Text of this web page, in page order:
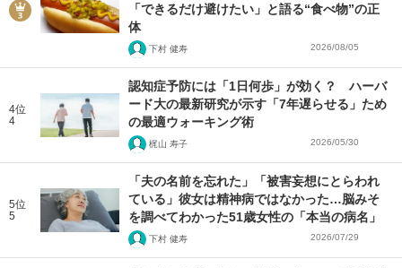
「できるだけ避けたい」と語る“食べ物”の正
体
下村 健寿 2026/08/05
4位
4
認知症予防には「1日何歩」が効く？ ハーバ
ード大の最新研究が示す「7年遅らせる」ため
の最適ウォーキング術
梶山 寿子 2026/05/30
5位
5
「夫の名前を忘れた」「被害妄想にとらわれ
ている」彼女は精神病ではなかった…脳みそ
を調べてわかった51歳女性の「本当の病名」
下村 健寿 2026/07/29